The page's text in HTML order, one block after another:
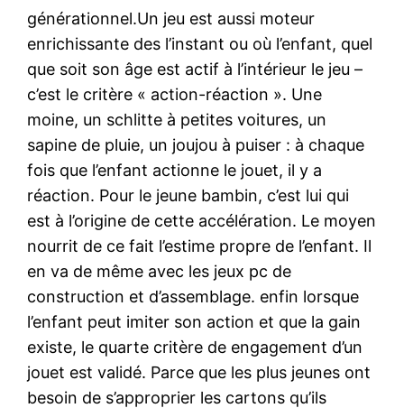
générationnel.Un jeu est aussi moteur
enrichissante des l’instant ou où l’enfant, quel
que soit son âge est actif à l’intérieur le jeu –
c’est le critère « action-réaction ». Une
moine, un schlitte à petites voitures, un
sapine de pluie, un joujou à puiser : à chaque
fois que l’enfant actionne le jouet, il y a
réaction. Pour le jeune bambin, c’est lui qui
est à l’origine de cette accélération. Le moyen
nourrit de ce fait l’estime propre de l’enfant. Il
en va de même avec les jeux pc de
construction et d’assemblage. enfin lorsque
l’enfant peut imiter son action et que la gain
existe, le quarte critère de engagement d’un
jouet est validé. Parce que les plus jeunes ont
besoin de s’approprier les cartons qu’ils